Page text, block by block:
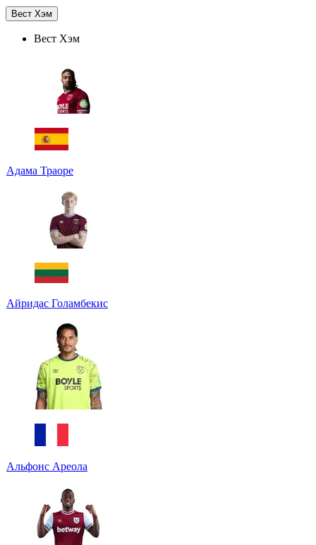
Вест Хэм
Вест Хэм
Адама Траоре
Айридас Голамбекис
Альфонс Ареола